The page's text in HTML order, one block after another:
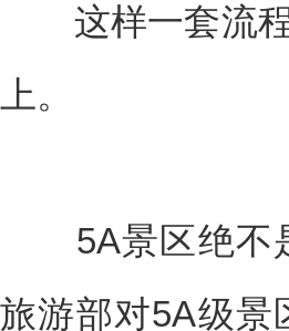
这样一套流程
上。
5A景区绝不是
旅游部对5A级景